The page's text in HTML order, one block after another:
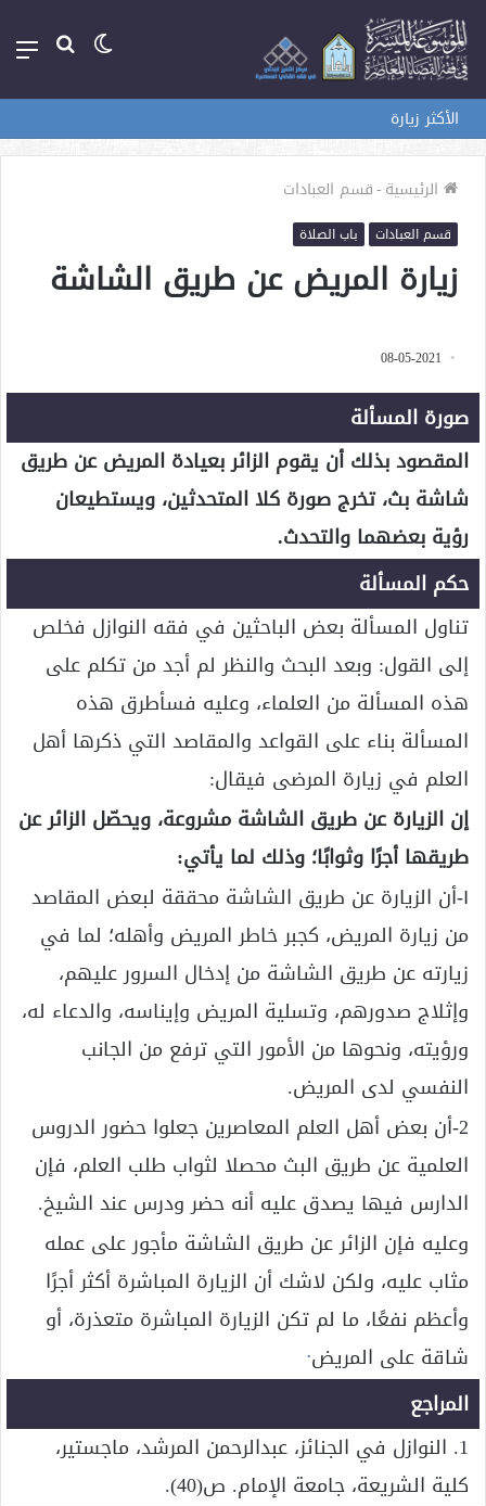
بحث الوضع
الأكثر زيارة
الرئيسية-قسم العبادات
قسم العبادات باب الصلاة
زيارة المريض عن طريق الشاشة
08-05-2021
صورة المسألة
المقصود بذلك أن يقوم الزائر بعيادة المريض عن طريق
شاشة بث، تخرج صورة كلا المتحدثين، ويستطيعان
رؤية بعضهما والتحدث.
حكم المسألة
تناول المسألة بعض الباحثين في فقه النوازل فخلص
إلى القول: وبعد البحث والنظر لم أجد من تكلم على
هذه المسألة من العلماء، وعليه فسأطرق هذه
المسألة بناء على القواعد والمقاصد التي ذكرها أهل
العلم في زيارة المرضى فيقال:
إن الزيارة عن طريق الشاشة مشروعة، ويحصّل الزائر عن
طريقها أجرًا وثوابًا؛ وذلك لما يأتي:
١-أن الزيارة عن طريق الشاشة محققة لبعض المقاصد
من زيارة المريض، كجبر خاطر المريض وأهله؛ لما في
زيارته عن طريق الشاشة من إدخال السرور عليهم،
وإثلاج صدورهم، وتسلية المريض وإيناسه، والدعاء له،
ورؤيته، ونحوها من الأمور التي ترفع من الجانب
النفسي لدى المريض.
2-أن بعض أهل العلم المعاصرين جعلوا حضور الدروس
العلمية عن طريق البث محصلا لثواب طلب العلم، فإن
الدارس فيها يصدق عليه أنه حضر ودرس عند الشيخ.
وعليه فإن الزائر عن طريق الشاشة مأجور على عمله
مثاب عليه، ولكن لاشك أن الزيارة المباشرة أكثر أجرًا
وأعظم نفعًا، ما لم تكن الزيارة المباشرة متعذرة، أو
شاقة على المريض.
المراجع
1. النوازل في الجنائز، عبدالرحمن المرشد، ماجستير،
كلية الشريعة، جامعة الإمام. ص(40).